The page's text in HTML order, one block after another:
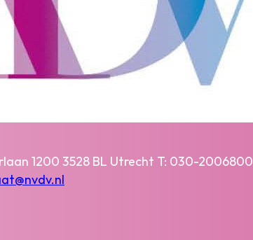
1200 3528 BL Utrecht T: 030-2006800